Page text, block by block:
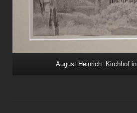
August Heinrich: Kirchhof in